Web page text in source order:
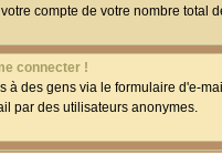
compte de votre nombre total
connecter !
des gens via le formulaire d'e-
par des utilisateurs anonymes.